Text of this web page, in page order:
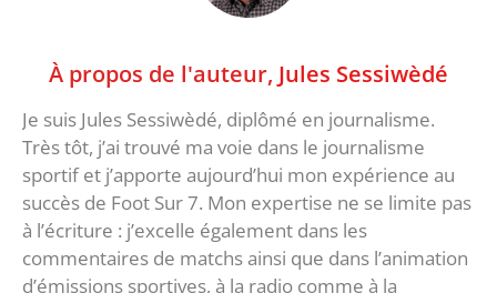
À propos de l'auteur, Jules Sessiwèdé
Je suis Jules Sessiwèdé, diplômé en journalisme.
Très tôt, j’ai trouvé ma voie dans le journalisme
sportif et j’apporte aujourd’hui mon expérience au
succès de Foot Sur 7. Mon expertise ne se limite pas
à l’écriture : j’excelle également dans les
commentaires de matchs ainsi que dans l’animation
d’émissions sportives, à la radio comme à la